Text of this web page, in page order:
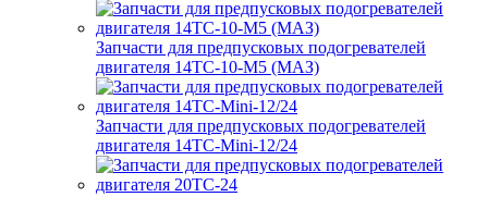
Запчасти для предпусковых подогревателей
двигателя 14ТС-10-М5 (МАЗ)
Запчасти для предпусковых подогревателей
двигателя 14ТС-Mini-12/24